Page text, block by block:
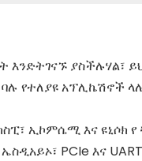
እንድትገናኙ
የተለያዩ አፕሊኬሽኖች
ኢኮምሴሚ እና
PCIe እና